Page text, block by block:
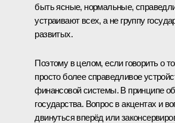
быть ясные, нормальные,
устраивают всех, а не группу
развитых.
Поэтому в целом, если говорить о
просто более справедливое
финансовой системы. В принципе об
государства. Вопрос в акцентах и
двинуться вперёд или